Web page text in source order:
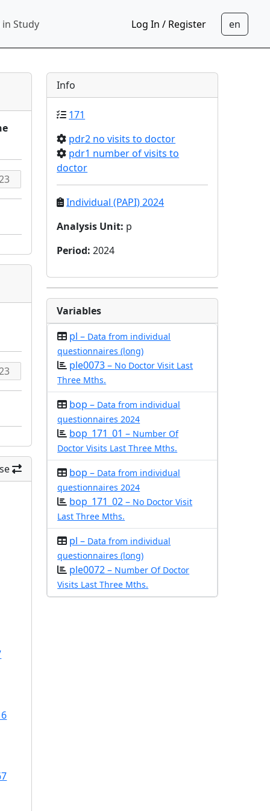
in Study Log In / Register
Info
171
pdr2 no visits to doctor
pdr1 number of visits to
doctor
Individual (PAPI) 2024
Analysis Unit: p
Period:2024
Variables
pl – Data from individual
questionnaires (long)
ple0073 – No Doctor Visit Last
Three Mths.
bop – Data from individual
questionnaires 2024
bop_171_01 – Number Of
Doctor Visits Last Three Mths.
bop – Data from individual
questionnaires 2024
bop_171_02 – No Doctor Visit
Last Three Mths.
pl – Data from individual
questionnaires (long)
ple0072 – Number Of Doctor
Visits Last Three Mths.